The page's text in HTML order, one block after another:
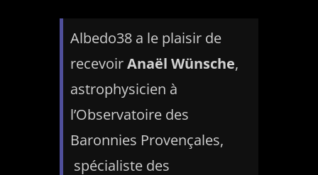
Albedo38 a le plaisir de
recevoirAnaël Wünsche,
astrophysicien à
l’Observatoire des
Baronnies Provençales,
spécialiste des